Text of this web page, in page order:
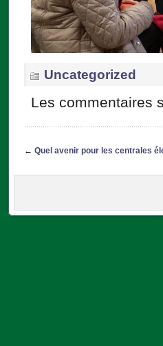
Uncategorized
Les commentaires
← Quel avenir pour les centrales